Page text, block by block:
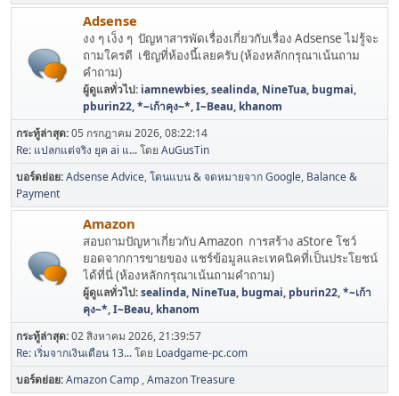
Adsense
งง ๆ เง็ง ๆ ปัญหาสารพัดเรื่องเกี่ยวกับเรื่อง Adsense ไม่รู้จะ
ถามใครดี เชิญที่ห้องนี้เลยครับ (ห้องหลักกรุณาเน้นถาม
คำถาม)
ผู้ดูแลทั่วไป: iamnewbies,sealinda, NineTua, bugmai,
pburin22,*~เก้าคุง~*,I~Beau, khanom
กระทู้ล่าสุด:05 กรกฎาคม 2026, 08:22:14
Re: แปลกแต่จริง ยุค ai แ...โดย AuGusTin
บอร์ดย่อย Adsense Advice โดนแบน & จดหมายจาก Google Balance &
Payment
Amazon
สอบถามปัญหาเกี่ยวกับ Amazon การสร้าง aStore โชว์
ยอดจากการขายของ แชร์ข้อมูลและเทคนิคที่เป็นประโยชน์
ได้ที่นี่ (ห้องหลักกรุณาเน้นถามคำถาม)
ผู้ดูแลทั่วไป:sealinda, NineTua, bugmai, pburin22,*~เก้า
คุง~*,I~Beau, khanom
กระทู้ล่าสุด:02 สิงหาคม 2026, 21:39:57
Re: เริ่มจากเงินเดือน 13...โดย Loadgame-pc.com
บอร์ดย่อย Amazon Camp Amazon Treasure